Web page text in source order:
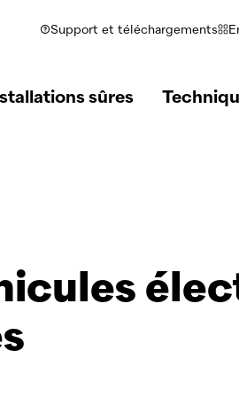
Support et téléchargements
sûres